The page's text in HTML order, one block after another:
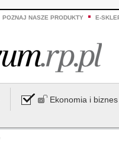
POZNAJ NASZE PRODUKTY E-
Ekonomia i biznes